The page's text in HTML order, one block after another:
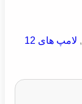
,
لامپ های 12